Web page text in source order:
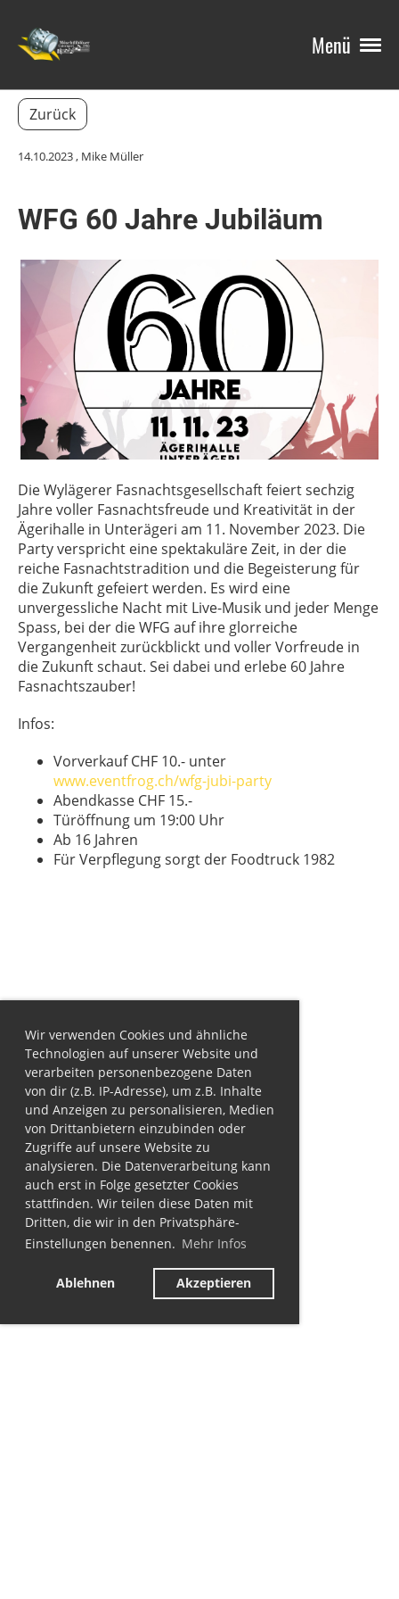
Wir verwenden Cookies und ähnliche
Technologien auf unserer Website und
verarbeiten personenbezogene Daten
von dir (z.B. IP-Adresse), um z.B. Inhalte
und Anzeigen zu personalisieren, Medien
von Drittanbietern einzubinden oder
Zugriffe auf unsere Website zu
analysieren. Die Datenverarbeitung kann
auch erst in Folge gesetzter Cookies
stattfinden. Wir teilen diese Daten mit
Dritten, die wir in den Privatsphäre-
Einstellungen benennen. Mehr Infos
Ablehnen Akzeptieren
Menü
Zurück
14.10.2023, Mike Müller
WFG 60 Jahre Jubiläum
Die Wylägerer Fasnachtsgesellschaft feiert sechzig
Jahre voller Fasnachtsfreude und Kreativität in der
Ägerihalle in Unterägeri am 11. November 2023. Die
Party verspricht eine spektakuläre Zeit, in der die
reiche Fasnachtstradition und die Begeisterung für
die Zukunft gefeiert werden. Es wird eine
unvergessliche Nacht mit Live-Musik und jeder Menge
Spass, bei der die WFG auf ihre glorreiche
Vergangenheit zurückblickt und voller Vorfreude in
die Zukunft schaut. Sei dabei und erlebe 60 Jahre
Fasnachtszauber!
Infos:
Vorverkauf CHF 10.- unter
www.eventfrog.ch/wfg-jubi-party
Abendkasse CHF 15.-
Türöffnung um 19:00 Uhr
Ab 16 Jahren
Für Verpflegung sorgt der Foodtruck 1982